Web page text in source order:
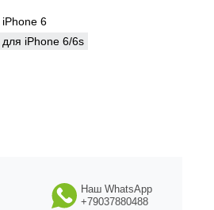
iPhone 6
для iPhone 6/6s
Наш WhatsApp
+79037880488